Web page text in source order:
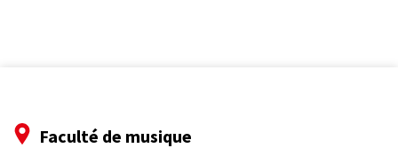
Faculté de musique